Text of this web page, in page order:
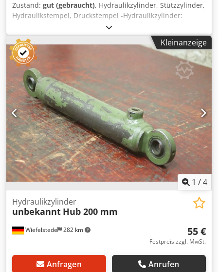
Zustand: gut (gebraucht), Hydraulikzylinder, Stützzylinder,
Hydraulikstempel, Druckstempel -Hydraulikzylinder:
doppeltwirkend Hub 200 mm Dsdpsyghmkofx Afmjkr -
Kolbenstange: Ø 20 mm -Aufnahme: Lochkreis Ø 85 x 8
mm / siehe Fotos -Anzahl: 4x Zylinder vorhanden -Preis:
pro Stück -Abmessungen: 440/104/H123 mm -Gewicht: 8,5
kg/St.
Kleinanzeige
1 /4
Wiefelstede 282 km
Hydraulikzylinder
unbekannt Hub 200 mm
55 €
Festpreis zzgl. MwSt.
Anfragen Anrufen